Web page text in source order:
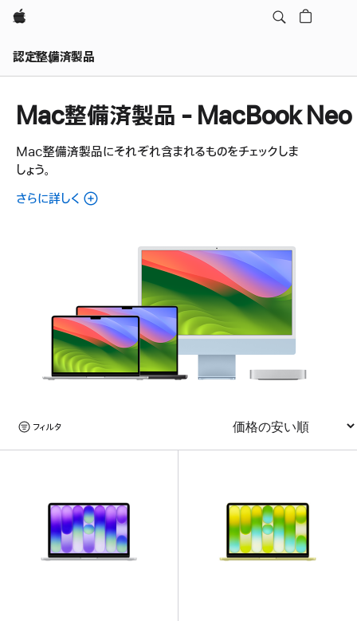
Apple
認定整備済製品
Mac整備済製品 - MacBook Neo
Mac整備済製品にそれぞれ含まれるものをチェックしま
しょう。
さらに詳しく
品
に
つ
い
て。
品
フィルタ